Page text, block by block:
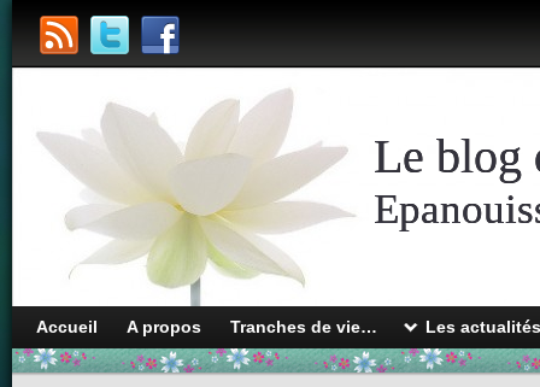
Le blog
Accueil A propos Tranches de vie… Les